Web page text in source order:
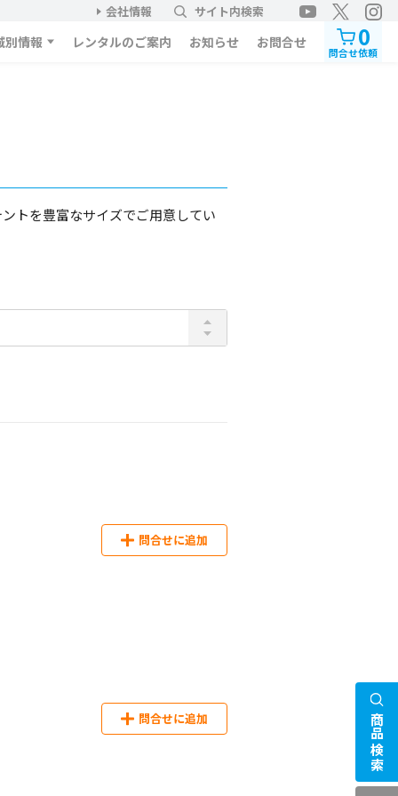
会社情報 サイト内検索
別情報 レンタルのご案内 お知らせ お問合せ 0
問合せ依頼
トを豊富なサイズでご用意してい
問合せに追加
問合せに追加 商品検索